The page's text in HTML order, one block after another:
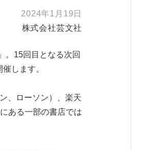
2024年1月19日
株式会社芸文社
。15回目となる次回
します。
、ローソン）、楽天
ある一部の書店では